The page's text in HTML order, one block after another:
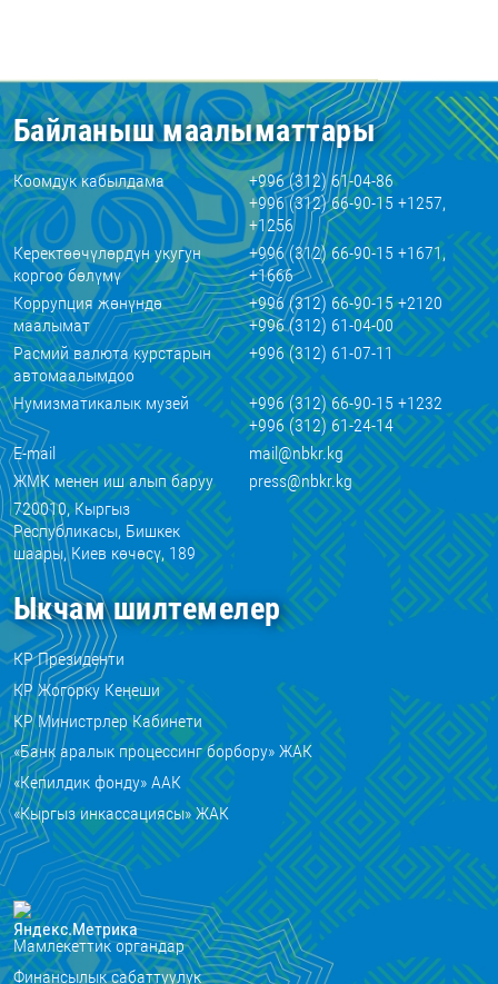
Байланыш маалыматтары
Коомдук кабылдама
+996 (312) 61-04-86
+996 (312) 66-90-15 +1257,
+1256
Керектөөчүлөрдүн укугун
коргоо бөлүмү
+996 (312) 66-90-15 +1671,
+1666
Коррупция жөнүндө
маалымат
+996 (312) 66-90-15 +2120
+996 (312) 61-04-00
Расмий валюта курстарын
автомаалымдоо
+996 (312) 61-07-11
Нумизматикалык музей
+996 (312) 66-90-15 +1232
+996 (312) 61-24-14
E-mail
mail@nbkr.kg
ЖМК менен иш алып баруу
press@nbkr.kg
720010, Кыргыз
Республикасы, Бишкек
шаары, Киев көчөсү, 189
Ыкчам шилтемелер
КР Президенти
КР Жогорку Кеңеши
КР Министрлер Кабинети
«Банк аралык процессинг борбору» ЖАК
«Кепилдик фонду» ААК
«Кыргыз инкассациясы» ЖАК
Мамлекеттик органдар
Финансылык сабаттуулук